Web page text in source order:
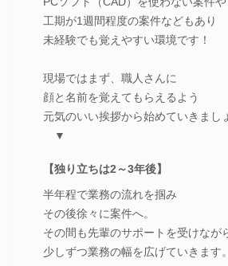
工期が1週間程度の案件などもあり
未経験でも覚えやすい環境です！
現場ではまず、職人さんに
顔と名前を覚えてもらえるよう
元気のいい挨拶から始めていきまし
▼
【独り立ちは2～3年後】
半年程で業務の流れを掴み
その後徐々に案件へ。
その間も先輩のサポートを受けなが
少しずつ業務の幅を広げていきます。